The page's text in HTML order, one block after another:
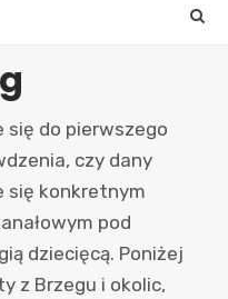
się do pierwszego
czy dany
konkretnym
pod
dziecięcą. Poniżej
z Brzegu i okolic,